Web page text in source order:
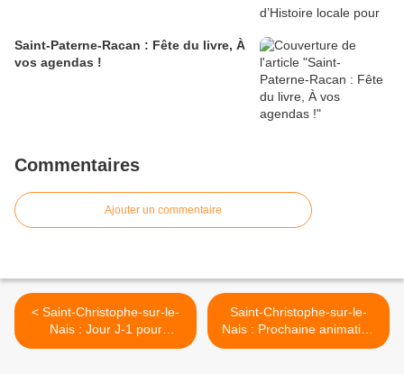
Saint-Paterne-Racan : Fête du livre, À
vos agendas !
Commentaires
Ajouter un commentaire
< Saint-Christophe-sur-le-
Nais : Jour J-1 pour
s'inscrire sur les listes
Saint-Christophe-sur-le-
Nais : Prochaine animation
à la salle socioculturelle "Le